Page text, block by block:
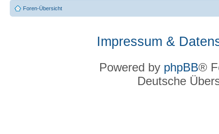
Foren-Übersicht
Impressum &
Powered by phpBB®
Deutsche